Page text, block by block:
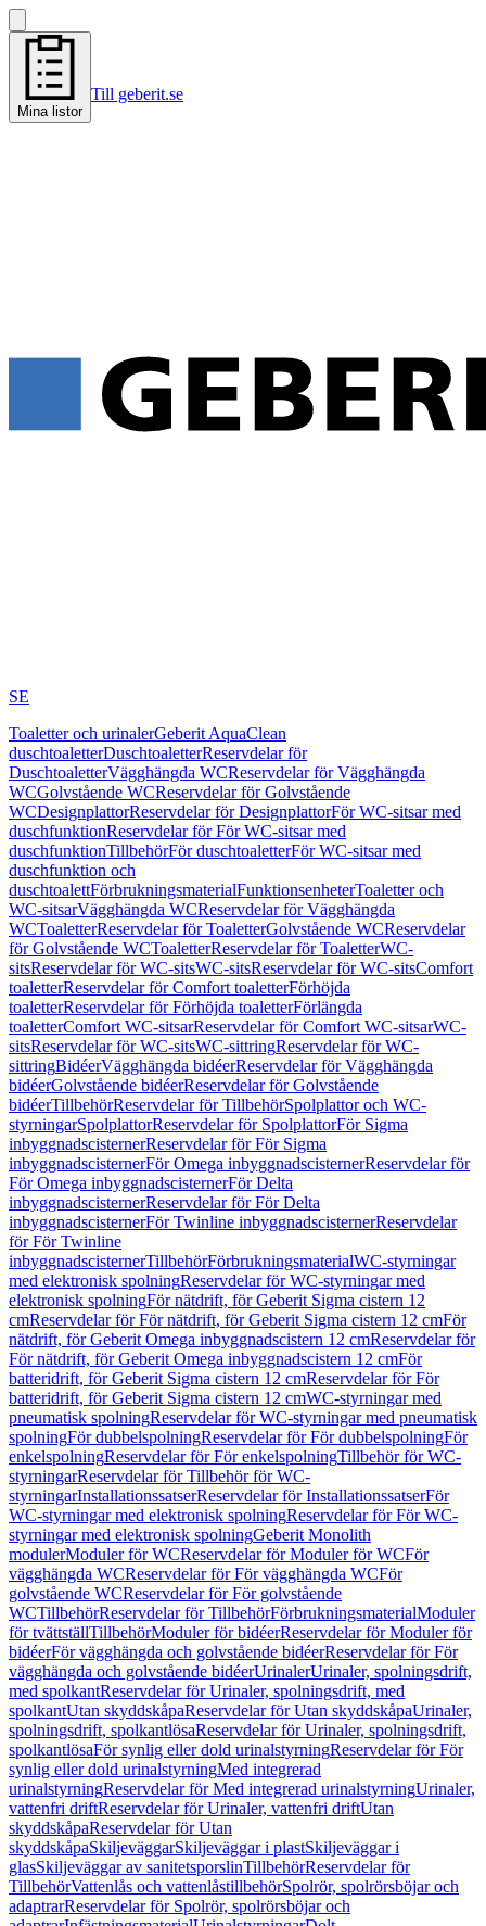
Mina listor
Till geberit.se
SE
Toaletter och urinalerGeberit AquaClean
duschtoaletterDuschtoaletterReservdelar för
DuschtoaletterVägghängda WCReservdelar för Vägghängda
WCGolvstående WCReservdelar för Golvstående
WCDesignplattorReservdelar för DesignplattorFör WC-sitsar med
duschfunktionReservdelar för För WC-sitsar med
duschfunktionTillbehörFör duschtoaletterFör WC-sitsar med
duschfunktion och
duschtoalettFörbrukningsmaterialFunktionsenheterToaletter och
WC-sitsarVägghängda WCReservdelar för Vägghängda
WCToaletterReservdelar för ToaletterGolvstående WCReservdelar
för Golvstående WCToaletterReservdelar för ToaletterWC-
sitsReservdelar för WC-sitsWC-sitsReservdelar för WC-sitsComfort
toaletterReservdelar för Comfort toaletterFörhöjda
toaletterReservdelar för Förhöjda toaletterFörlängda
toaletterComfort WC-sitsarReservdelar för Comfort WC-sitsarWC-
sitsReservdelar för WC-sitsWC-sittringReservdelar för WC-
sittringBidéerVägghängda bidéerReservdelar för Vägghängda
bidéerGolvstående bidéerReservdelar för Golvstående
bidéerTillbehörReservdelar för TillbehörSpolplattor och WC-
styrningarSpolplattorReservdelar för SpolplattorFör Sigma
inbyggnadscisternerReservdelar för För Sigma
inbyggnadscisternerFör Omega inbyggnadscisternerReservdelar för
För Omega inbyggnadscisternerFör Delta
inbyggnadscisternerReservdelar för För Delta
inbyggnadscisternerFör Twinline inbyggnadscisternerReservdelar
för För Twinline
inbyggnadscisternerTillbehörFörbrukningsmaterialWC-styrningar
med elektronisk spolningReservdelar för WC-styrningar med
elektronisk spolningFör nätdrift, för Geberit Sigma cistern 12
cmReservdelar för För nätdrift, för Geberit Sigma cistern 12 cmFör
nätdrift, för Geberit Omega inbyggnadscistern 12 cmReservdelar för
För nätdrift, för Geberit Omega inbyggnadscistern 12 cmFör
batteridrift, för Geberit Sigma cistern 12 cmReservdelar för För
batteridrift, för Geberit Sigma cistern 12 cmWC-styrningar med
pneumatisk spolningReservdelar för WC-styrningar med pneumatisk
spolningFör dubbelspolningReservdelar för För dubbelspolningFör
enkelspolningReservdelar för För enkelspolningTillbehör för WC-
styrningarReservdelar för Tillbehör för WC-
styrningarInstallationssatserReservdelar för InstallationssatserFör
WC-styrningar med elektronisk spolningReservdelar för För WC-
styrningar med elektronisk spolningGeberit Monolith
modulerModuler för WCReservdelar för Moduler för WCFör
vägghängda WCReservdelar för För vägghängda WCFör
golvstående WCReservdelar för För golvstående
WCTillbehörReservdelar för TillbehörFörbrukningsmaterialModuler
för tvättställTillbehörModuler för bidéerReservdelar för Moduler för
bidéerFör vägghängda och golvstående bidéerReservdelar för För
vägghängda och golvstående bidéerUrinalerUrinaler, spolningsdrift,
med spolkantReservdelar för Urinaler, spolningsdrift, med
spolkantUtan skyddskåpaReservdelar för Utan skyddskåpaUrinaler,
spolningsdrift, spolkantlösaReservdelar för Urinaler, spolningsdrift,
spolkantlösaFör synlig eller dold urinalstyrningReservdelar för För
synlig eller dold urinalstyrningMed integrerad
urinalstyrningReservdelar för Med integrerad urinalstyrningUrinaler,
vattenfri driftReservdelar för Urinaler, vattenfri driftUtan
skyddskåpaReservdelar för Utan
skyddskåpaSkiljeväggarSkiljeväggar i plastSkiljeväggar i
glasSkiljeväggar av sanitetsporslinTillbehörReservdelar för
TillbehörVattenlås och vattenlåstillbehörSpolrör, spolrörsböjar och
adaptrarReservdelar för Spolrör, spolrörsböjar och